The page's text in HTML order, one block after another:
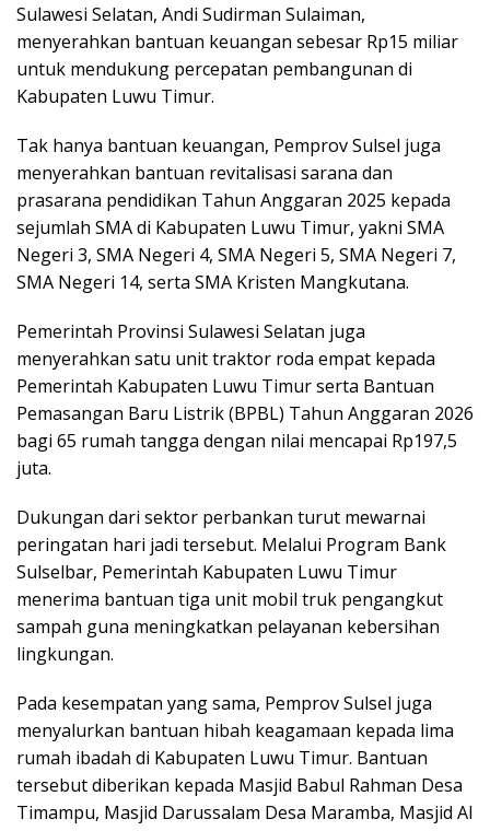
Sulawesi Selatan, Andi Sudirman Sulaiman,
menyerahkan bantuan keuangan sebesar Rp15 miliar
untuk mendukung percepatan pembangunan di
Kabupaten Luwu Timur.
Tak hanya bantuan keuangan, Pemprov Sulsel juga
menyerahkan bantuan revitalisasi sarana dan
prasarana pendidikan Tahun Anggaran 2025 kepada
sejumlah SMA di Kabupaten Luwu Timur, yakni SMA
Negeri 3, SMA Negeri 4, SMA Negeri 5, SMA Negeri 7,
SMA Negeri 14, serta SMA Kristen Mangkutana.
Pemerintah Provinsi Sulawesi Selatan juga
menyerahkan satu unit traktor roda empat kepada
Pemerintah Kabupaten Luwu Timur serta Bantuan
Pemasangan Baru Listrik (BPBL) Tahun Anggaran 2026
bagi 65 rumah tangga dengan nilai mencapai Rp197,5
juta.
Dukungan dari sektor perbankan turut mewarnai
peringatan hari jadi tersebut. Melalui Program Bank
Sulselbar, Pemerintah Kabupaten Luwu Timur
menerima bantuan tiga unit mobil truk pengangkut
sampah guna meningkatkan pelayanan kebersihan
lingkungan.
Pada kesempatan yang sama, Pemprov Sulsel juga
menyalurkan bantuan hibah keagamaan kepada lima
rumah ibadah di Kabupaten Luwu Timur. Bantuan
tersebut diberikan kepada Masjid Babul Rahman Desa
Timampu, Masjid Darussalam Desa Maramba, Masjid Al